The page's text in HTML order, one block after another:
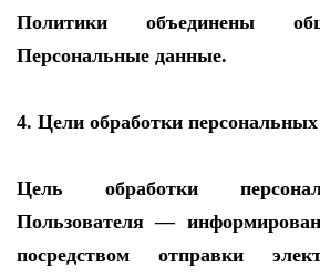
Политики объединены
Персональные данные.
4. Цели обработки
Цель обработки
Пользователя —
посредством отправки